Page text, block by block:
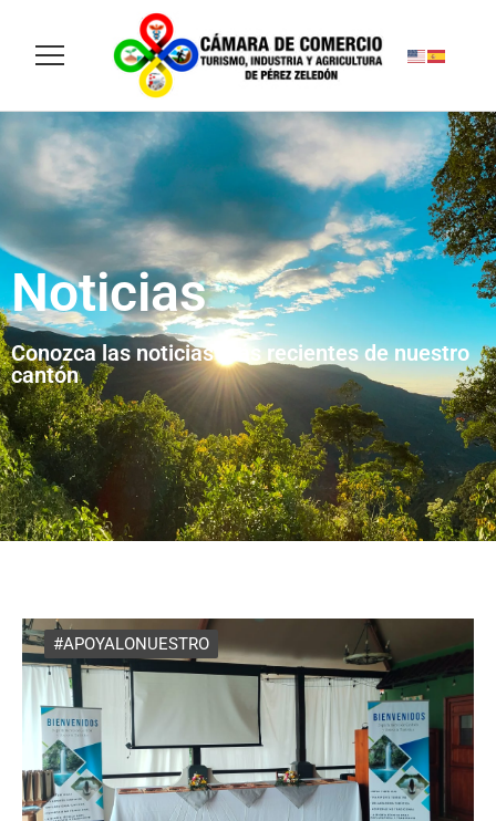
Noticias
Conozca las noticias más recientes de nuestro
cantón
#APOYALONUESTRO